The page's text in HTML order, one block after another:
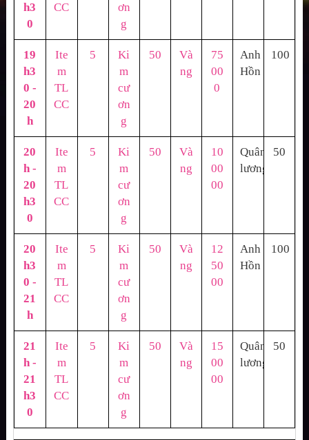
h3
0
CC
ơn
g
19
h3
0 -
20
h
Ite
m
TL
CC
5
Ki
m
cư
ơn
g
50
Và
ng
75
00
0
Anh
Hồn
100
20
h -
20
h3
0
Ite
m
TL
CC
5
Ki
m
cư
ơn
g
50
Và
ng
10
00
00
Quân
lương
50
20
h3
0 -
21
h
Ite
m
TL
CC
5
Ki
m
cư
ơn
g
50
Và
ng
12
50
00
Anh
Hồn
100
21
h -
21
h3
0
Ite
m
TL
CC
5
Ki
m
cư
ơn
g
50
Và
ng
15
00
00
Quân
lương
50